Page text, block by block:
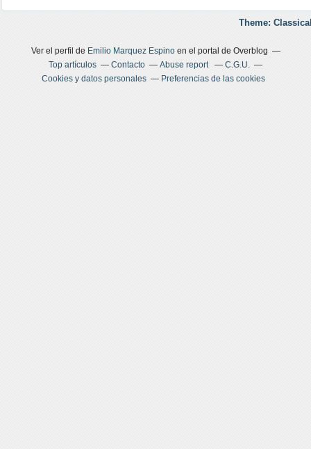
Theme:
Ver el perfil de Emilio Marquez Espinoen el portal de Overblog
Top artículos
Contacto Abuse report
C.G.U.
Cookies y datos personales
Preferencias de las cookies